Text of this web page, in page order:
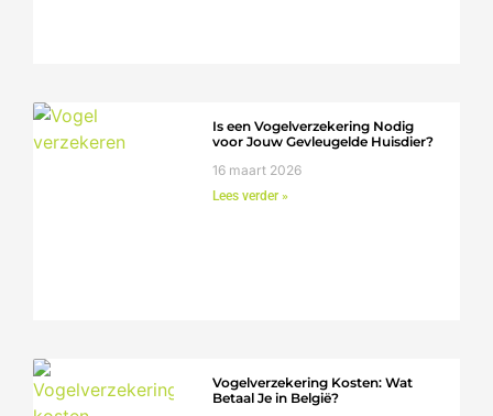
Is een Vogelverzekering Nodig
voor Jouw Gevleugelde Huisdier?
16 maart 2026
Lees verder »
Vogelverzekering Kosten: Wat
Betaal Je in België?